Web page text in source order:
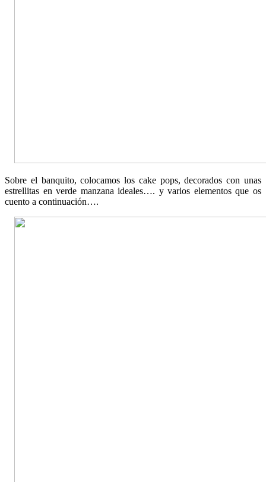
Sobre el banquito, colocamos los cake pops, decorados con unas
estrellitas en verde manzana ideales…. y varios elementos que os
cuento a continuación….